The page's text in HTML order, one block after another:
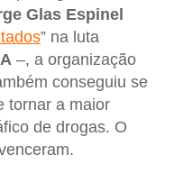
Glas Espinel
” na luta
–, a organização
conseguiu se
tornar a maior
de drogas. O